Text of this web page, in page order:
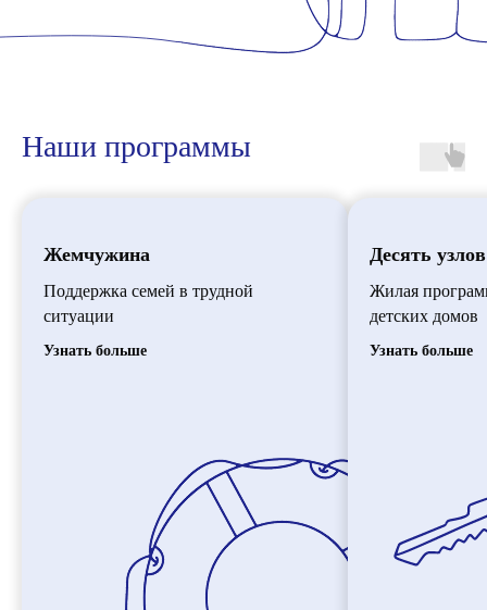
Наши программы
Жемчужина
Поддержка семей в трудной
ситуации
Узнать больше
Десять узлов
Жилая
детских домов
Узнать больше